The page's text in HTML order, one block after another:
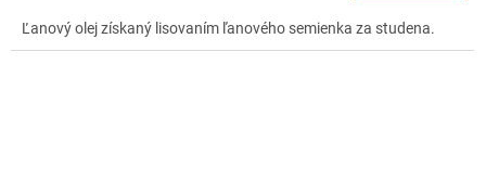
5
hviezdičiek.
Ľanový olej získaný lisovaním ľanového semienka za studena.